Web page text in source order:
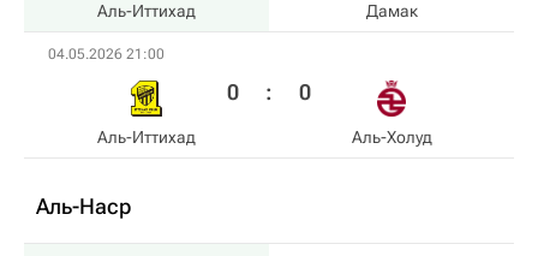
Аль-Иттихад Дамак
04.05.2026 21:00
Аль-Иттихад
0 : 0
Аль-Холуд
Аль-Наср